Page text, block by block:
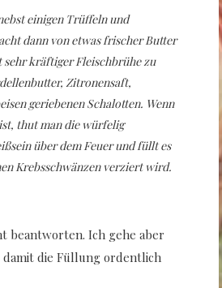
einigen Trüffeln und
dann von etwas frischer Butter
kräftiger Fleischbrühe zu
Zitronensaft,
geriebenen Schalotten. Wenn
thut man die würfelig
über dem Feuer und füllt es
Krebsschwänzen verziert wird.
beantworten. Ich gehe aber
damit die Füllung ordentlich